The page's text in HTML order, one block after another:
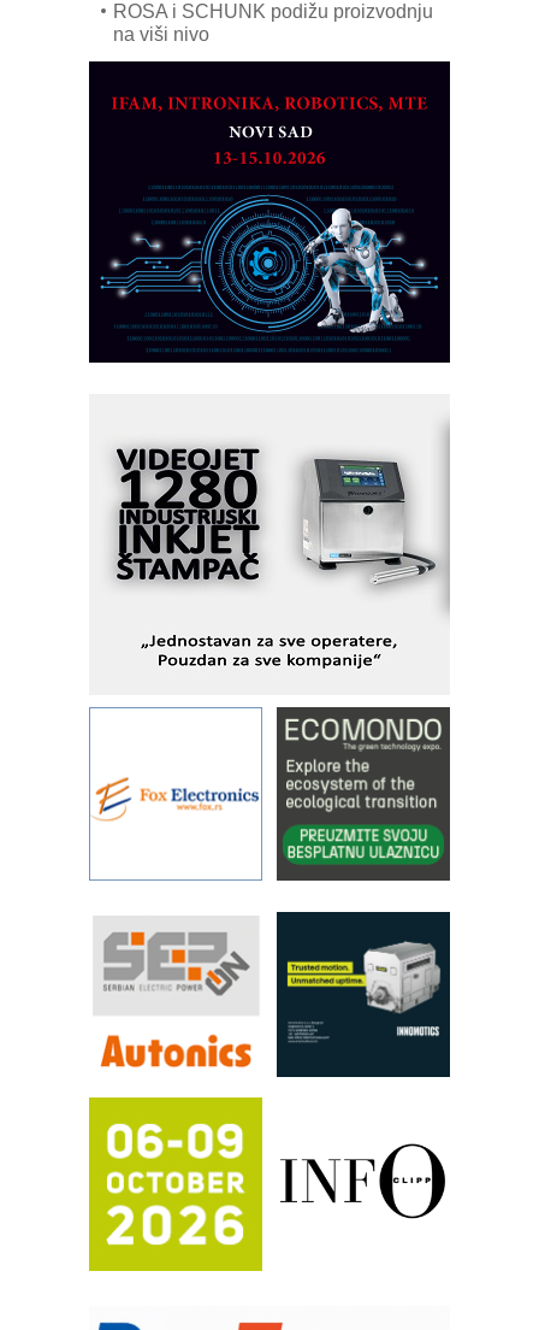
ROSA i SCHUNK podižu proizvodnju
na viši nivo
MAREX - Lim i mašine za savremena
Marcom-plast d.o.o.- vaš pouzdan
partner
CTO - Prilagodite svoju toplinsku
obradu!
Razvoj asortimanskog pravca MINI-
PLC AKYTEC
AUKOM: Svetski standard metrologije
dostupan u Srbiji
I.SAFE MOBILE revolucioniše
industrijsku automatizaciju
pionirskimmobile operator PANEL-OM
Fleksibilno stezanje i brzo
podešavanje u proizvodnji prototipova
KIP KOP – napredna rešenja za
objekte
Alba d.o.o. – 35 godina preciznosti u
IBeRTIM - oprema za ispitivanje
kontrole kvaliteta
STAUFF – Komponente koje
povećavaju pouzdanost hidrauličkih
pouzdanost u transferu fluida
Filtration Group Industrial – Napredna
rešenja za filtraciju u hidrauličkim i
procesnim sistemima
RILINEX kompanije Rittal
FANUC: Najbolje za vašu pametnu
Efikasno upravljanje energijom
Automatizacija pakovanja · Display
(Shelf-Ready) omotnice
Potpuna efikasnost bez složenih
sistema
Trajna oznaka kao dugoročna korist